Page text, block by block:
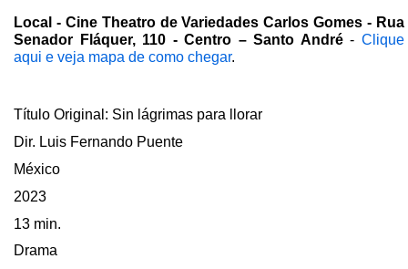
Local - Cine Theatro de Variedades Carlos Gomes - Rua
Senador Fláquer, 110 - Centro – Santo André-Clique
aqui e veja mapa de como chegar.
Título Original: Sin lágrimas para llorar
Dir. Luis Fernando Puente
México
2023
13 min.
Drama